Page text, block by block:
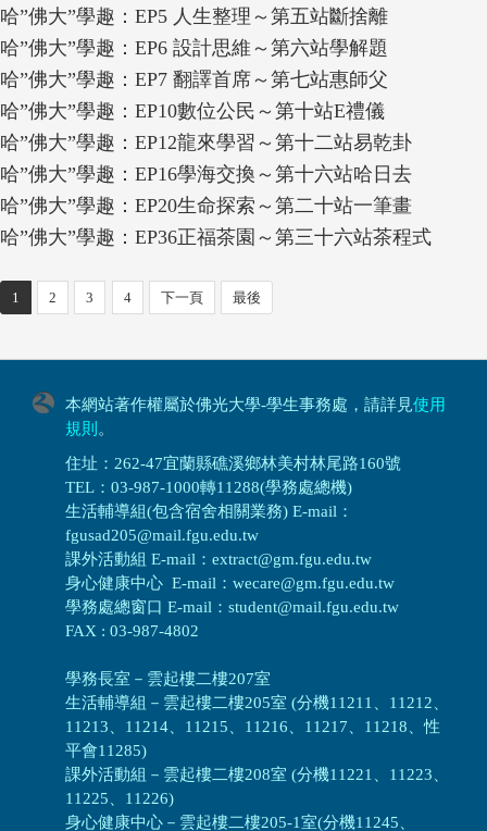
哈”佛大”學趣：EP5 人生整理～第五站斷捨離
哈”佛大”學趣：EP6 設計思維～第六站學解題
哈”佛大”學趣：EP7 翻譯首席～第七站惠師父
哈”佛大”學趣：EP10數位公民～第十站E禮儀
哈”佛大”學趣：EP12龍來學習～第十二站易乾卦
哈”佛大”學趣：EP16學海交換～第十六站哈日去
哈”佛大”學趣：EP20生命探索～第二十站一筆畫
哈”佛大”學趣：EP36正福茶園～第三十六站茶程式
1 2 3 4 下一頁 最後
本網站著作權屬於佛光大學-學生事務處，請詳見使用
規則 。
住址：262-47宜蘭縣礁溪鄉林美村林尾路160號
TEL：03-987-1000轉11288(學務處總機)
生活輔導組(包含宿舍相關業務) E-mail：
fgusad205@mail.fgu.edu.tw
課外活動組 E-mail：extract@gm.fgu.edu.tw
身心健康中心 E-mail：wecare@gm.fgu.edu.tw
學務處總窗口 E-mail：student@mail.fgu.edu.tw
FAX : 03-987-4802
學務長室－雲起樓二樓207室
生活輔導組 － 雲起樓二樓205室 (分機11211、11212、
11213、11214、11215、11216、11217、11218、性
平會11285)
課外活動組 － 雲起樓二樓208室 (分機11221、11223、
11225、11226)
身心健康中心 － 雲起樓二樓205-1室(分機11245、